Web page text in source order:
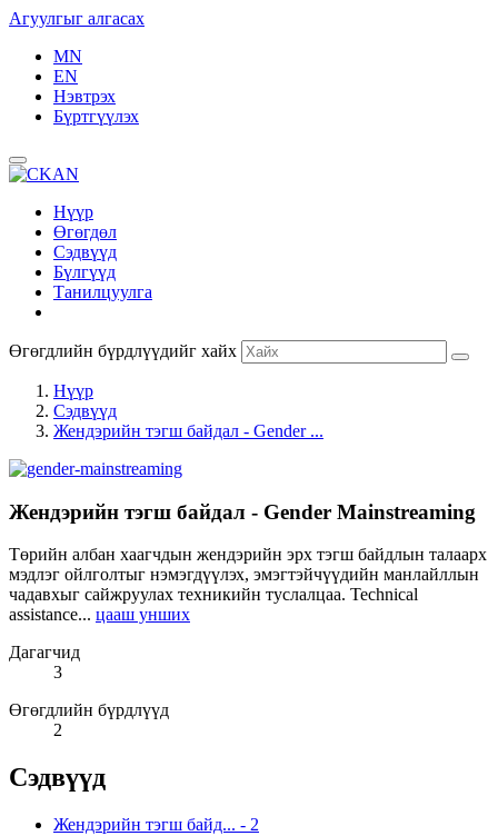
Агуулгыг алгасах
MN
EN
Нэвтрэх
Бүртгүүлэх
Нүүр
Өгөгдөл
Сэдвүүд
Бүлгүүд
Танилцуулга
Өгөгдлийн бүрдлүүдийг хайх
Нүүр
Сэдвүүд
Жендэрийн тэгш байдал - Gender ...
Жендэрийн тэгш байдал - Gender Mainstreaming
Төрийн албан хаагчдын жендэрийн эрх тэгш байдлын талаарх
мэдлэг ойлголтыг нэмэгдүүлэх, эмэгтэйчүүдийн манлайллын
чадавхыг сайжруулах техникийн туслалцаа. Technical
assistance... цааш унших
Дагагчид
3
Өгөгдлийн бүрдлүүд
2
Сэдвүүд
Жендэрийн тэгш байд... - 2